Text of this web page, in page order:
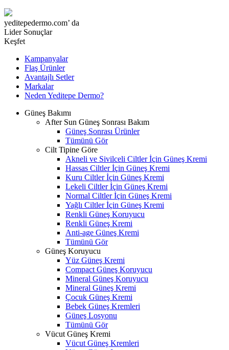
yeditepedermo.com’ da
Lider Sonuçlar
Keşfet
Kampanyalar
Flaş Ürünler
Avantajlı Setler
Markalar
Neden Yeditepe Dermo?
Güneş Bakımı
After Sun Güneş Sonrası Bakım
Güneş Sonrası Ürünler
Tümünü Gör
Cilt Tipine Göre
Akneli ve Sivilceli Ciltler İçin Güneş Kremi
Hassas Ciltler İçin Güneş Kremi
Kuru Ciltler İçin Güneş Kremi
Lekeli Ciltler İçin Güneş Kremi
Normal Ciltler İçin Güneş Kremi
Yağlı Ciltler İçin Güneş Kremi
Renkli Güneş Koruyucu
Renkli Güneş Kremi
Anti-age Güneş Kremi
Tümünü Gör
Güneş Koruyucu
Yüz Güneş Kremi
Compact Güneş Koruyucu
Mineral Güneş Koruyucu
Mineral Güneş Kremi
Çocuk Güneş Kremi
Bebek Güneş Kremleri
Güneş Losyonu
Tümünü Gör
Vücut Güneş Kremi
Vücut Güneş Kremleri